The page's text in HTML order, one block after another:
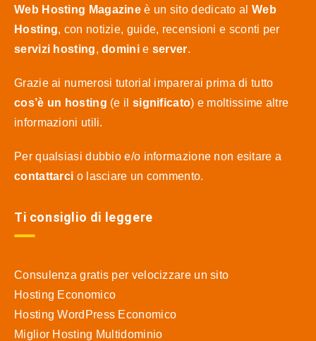
Web Hosting Magazine è un sito dedicato al Web
Hosting, con notizie, guide, recensioni e sconti per
servizi hosting,dominie server.
Grazie ai numerosi tutorial imparerai prima di tutto
cos’è un hosting (e il significato) e moltissime altre
informazioni utili.
Per qualsiasi dubbio e/o informazione non esitare a
contattarci o lasciare un commento.
Ti consiglio di leggere
Consulenza gratis per velocizzare un sito
Hosting Economico
Hosting WordPress Economico
Miglior Hosting Multidominio